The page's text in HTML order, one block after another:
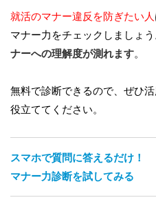
就活のマナー違反を防ぎたい人
マナー力をチェックしましょう
ナーへの理解度が測れます。
無料で診断できるので、ぜひ
役立ててください。
スマホで質問に答えるだけ！
マナー力診断を試してみる